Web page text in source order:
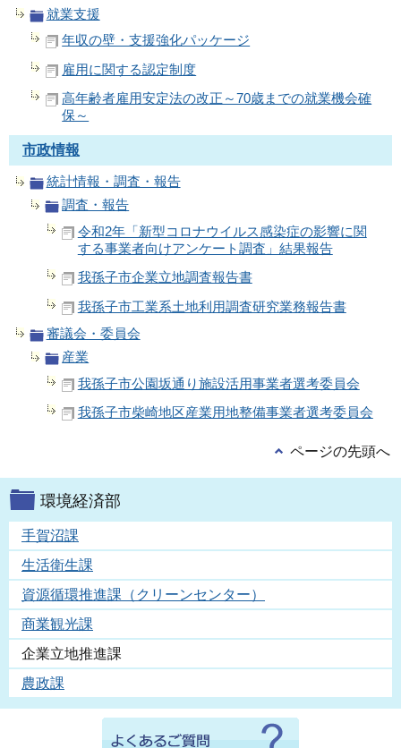
就業支援
年収の壁・支援強化パッケージ
雇用に関する認定制度
高年齢者雇用安定法の改正～70歳までの就業機会確
保～
市政情報
統計情報・調査・報告
調査・報告
令和2年「新型コロナウイルス感染症の影響に関
する事業者向けアンケート調査」結果報告
我孫子市企業立地調査報告書
我孫子市工業系土地利用調査研究業務報告書
審議会・委員会
産業
我孫子市公園坂通り施設活用事業者選考委員会
我孫子市柴崎地区産業用地整備事業者選考委員会
ページの先頭へ
環境経済部
手賀沼課
生活衛生課
資源循環推進課（クリーンセンター）
商業観光課
企業立地推進課
農政課